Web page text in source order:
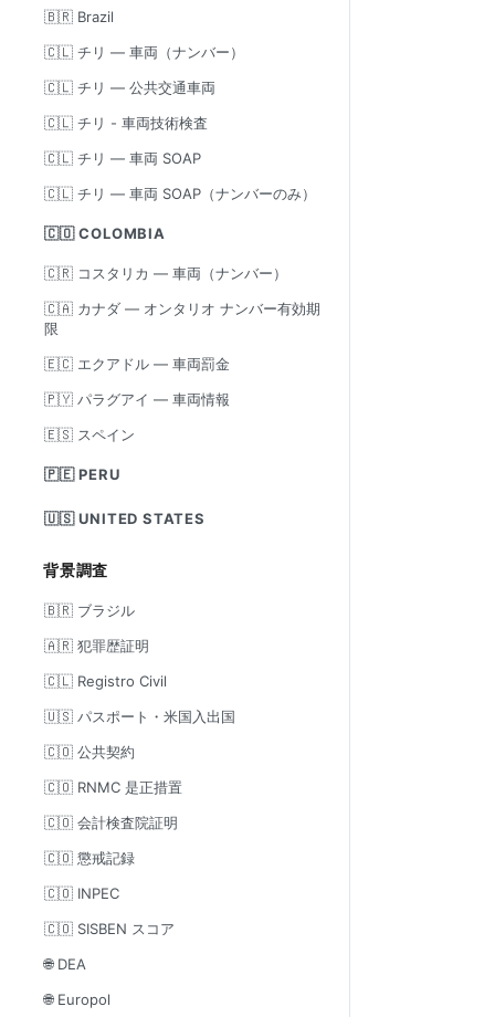
🇧🇷 Brazil
🇨🇱 チリ — 車両（ナンバー）
🇨🇱 チリ — 公共交通車両
🇨🇱 チリ - 車両技術検査
🇨🇱 チリ — 車両 SOAP
🇨🇱 チリ — 車両 SOAP（ナンバーのみ）
🇨🇴 COLOMBIA
🇨🇷 コスタリカ — 車両（ナンバー）
🇨🇦 カナダ — オンタリオ ナンバー有効期
限
🇪🇨 エクアドル — 車両罰金
🇵🇾 パラグアイ — 車両情報
🇪🇸 スペイン
🇵🇪 PERU
🇺🇸 UNITED STATES
背景調査
🇧🇷 ブラジル
🇦🇷 犯罪歴証明
🇨🇱 Registro Civil
🇺🇸 パスポート・米国入出国
🇨🇴 公共契約
🇨🇴 RNMC 是正措置
🇨🇴 会計検査院証明
🇨🇴 懲戒記録
🇨🇴 INPEC
🇨🇴 SISBEN スコア
🌐 DEA
🌐 Europol